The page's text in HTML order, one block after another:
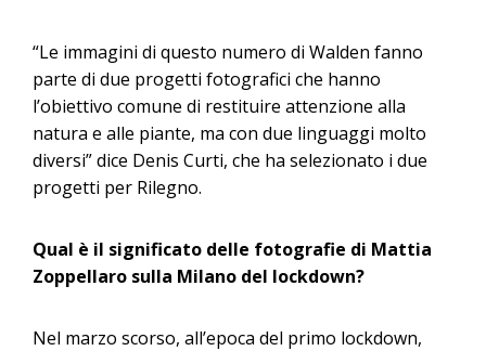
“Le immagini di questo numero di Walden fanno
parte di due progetti fotografici che hanno
l’obiettivo comune di restituire attenzione alla
natura e alle piante, ma con due linguaggi molto
diversi” dice Denis Curti, che ha selezionato i due
progetti per Rilegno.
Qual è il significato delle fotografie di Mattia
Zoppellaro sulla Milano del lockdown?
Nel marzo scorso, all’epoca del primo lockdown,